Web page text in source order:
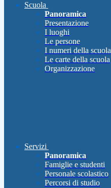
Scuola
Panoramica
Presentazione
I luoghi
Le persone
I numeri della scuola
Le carte della scuola
Organizzazione
Servizi
Panoramica
Famiglie e studenti
Personale scolastico
Percorsi di studio